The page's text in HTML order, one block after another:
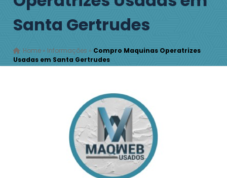
Santa Gertrudes
Home » Informações » Compro Maquinas Operatrizes
Usadas em Santa Gertrudes